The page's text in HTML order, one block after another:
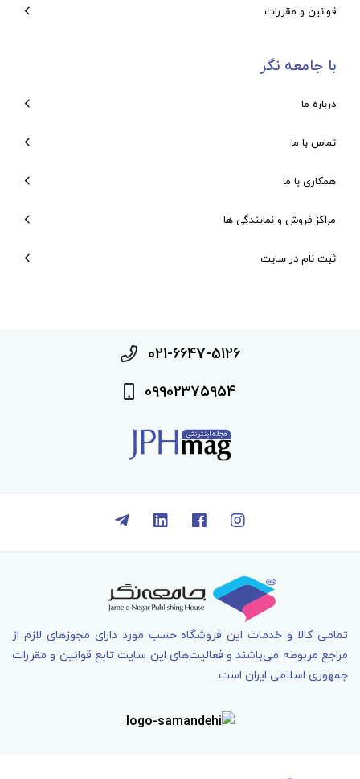
قوانین و مقررات
با جامعه نگر
درباره ما
تماس با ما
همکاری با ما
مراکز فروش و نمایندگی ها
ثبت نام در سایت
021-6647-5126
09902375954
تمامی کالا و خدمات اين فروشگاه حسب مورد دارای مجوزهای لازم از
مراجع مربوطه می‌باشند و فعاليت‌های اين سايت تابع قوانين و مقررات
جمهوری اسلامی ايران است.